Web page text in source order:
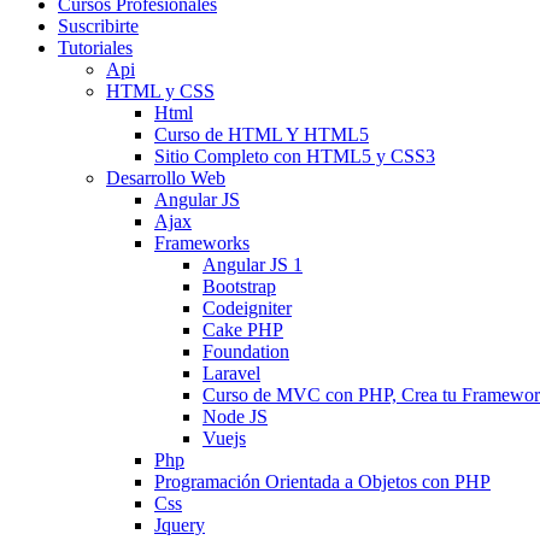
Cursos Profesionales
Suscribirte
Tutoriales
Api
HTML y CSS
Html
Curso de HTML Y HTML5
Sitio Completo con HTML5 y CSS3
Desarrollo Web
Angular JS
Ajax
Frameworks
Angular JS 1
Bootstrap
Codeigniter
Cake PHP
Foundation
Laravel
Curso de MVC con PHP, Crea tu
Node JS
Vuejs
Php
Programación Orientada a Objetos con PHP
Css
Jquery